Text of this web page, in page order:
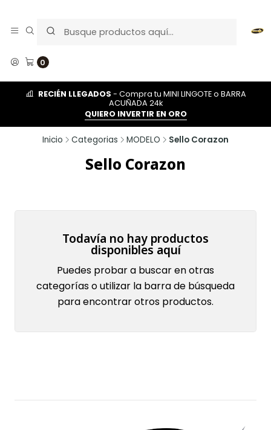
0
RECIÉN LLEGADOS - Compra tu MINI LINGOTE o BARRA
ACUÑADA 24k
QUIERO INVERTIR EN ORO
Inicio Categorias MODELO Sello Corazon
Sello Corazon
Todavía no hay productos
disponibles aquí
Puedes probar a buscar en otras
categorías o utilizar la barra de búsqueda
para encontrar otros productos.